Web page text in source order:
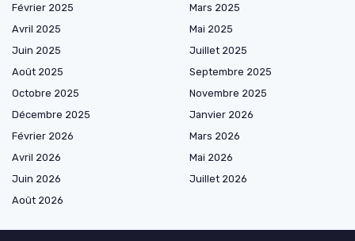
Février 2025
Mars 2025
Avril 2025
Mai 2025
Juin 2025
Juillet 2025
Août 2025
Septembre 2025
Octobre 2025
Novembre 2025
Décembre 2025
Janvier 2026
Février 2026
Mars 2026
Avril 2026
Mai 2026
Juin 2026
Juillet 2026
Août 2026